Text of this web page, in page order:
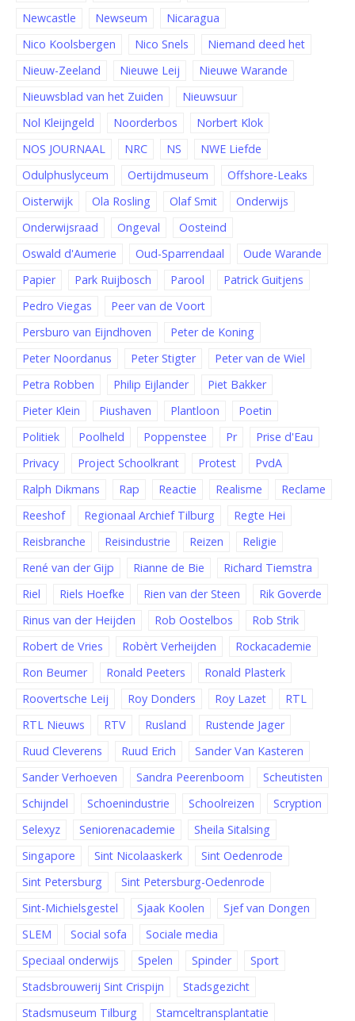
Newcastle
Newseum
Nicaragua
Nico Koolsbergen
Nico Snels
Niemand deed het
Nieuw-Zeeland
Nieuwe Leij
Nieuwe Warande
Nieuwsblad van het Zuiden
Nieuwsuur
Nol Kleijngeld
Noorderbos
Norbert Klok
NOS JOURNAAL
NRC NS
NWE Liefde
Odulphuslyceum
Oertijdmuseum
Offshore-Leaks
Oisterwijk
Ola Rosling Olaf Smit
Onderwijs
Onderwijsraad
Ongeval
Oosteind
Oswald d'Aumerie
Oud-Sparrendaal
Oude Warande
Papier
Park Ruijbosch Parool
Patrick Guitjens
Pedro Viegas
Peer van de Voort
Persburo van Eijndhoven
Peter de Koning
Peter Noordanus
Peter Stigter
Peter van de Wiel
Petra Robben
Philip Eijlander
Piet Bakker
Pieter Klein
Piushaven Plantloon
Poetin
Politiek
Poolheld Poppenstee Pr
Prise d'Eau
Privacy
Project Schoolkrant Protest
PvdA
Ralph Dikmans
Rap Reactie Realisme
Reclame
Reeshof
Regionaal Archief Tilburg
Regte Hei
Reisbranche
Reisindustrie Reizen
Religie
René van der Gijp
Rianne de Bie
Richard Tiemstra
Riel
Riels Hoefke Rien van der Steen
Rik Goverde
Rinus van der Heijden
Rob Oostelbos
Rob Strik
Robert de Vries
Robèrt Verheijden
Rockacademie
Ron Beumer
Ronald Peeters
Ronald Plasterk
Roovertsche Leij
Roy Donders Roy Lazet
RTL
RTL Nieuws
RTV Rusland
Rustende Jager
Ruud Cleverens
Ruud Erich
Sander Van Kasteren
Sander Verhoeven
Sandra Peerenboom
Scheutisten
Schijndel
Schoenindustrie Schoolreizen
Scryption
Selexyz
Seniorenacademie
Sheila Sitalsing
Singapore
Sint Nicolaaskerk
Sint Oedenrode
Sint Petersburg
Sint Petersburg-Oedenrode
Sint-Michielsgestel
Sjaak Koolen
Sjef van Dongen
SLEM
Social sofa
Sociale media
Speciaal onderwijs
Spelen Spinder
Sport
Stadsbrouwerij Sint Crispijn
Stadsgezicht
Stadsmuseum Tilburg
Stamceltransplantatie